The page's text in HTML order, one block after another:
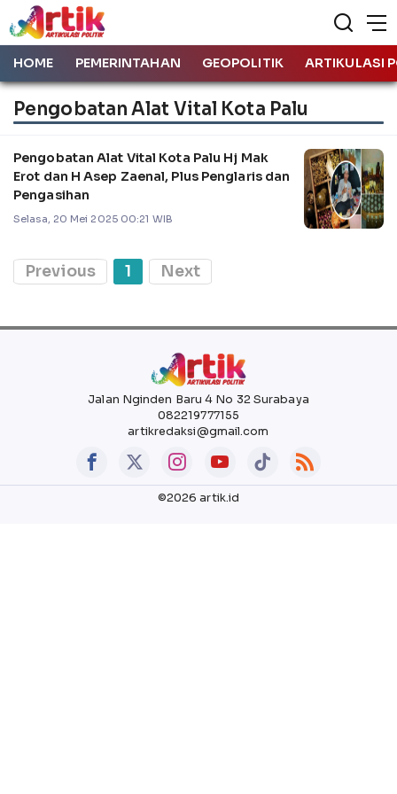
HOME PEMERINTAHAN GEOPOLITIK ARTIKULASI
Pengobatan Alat Vital Kota Palu
Pengobatan Alat Vital Kota Palu Hj Mak
Erot dan H Asep Zaenal, Plus Penglaris dan
Pengasihan
Selasa, 20 Mei 2025 00:21 WIB
Previous 1 Next
Jalan Nginden Baru 4 No 32 Surabaya
082219777155
artikredaksi@gmail.com
©2026 artik.id